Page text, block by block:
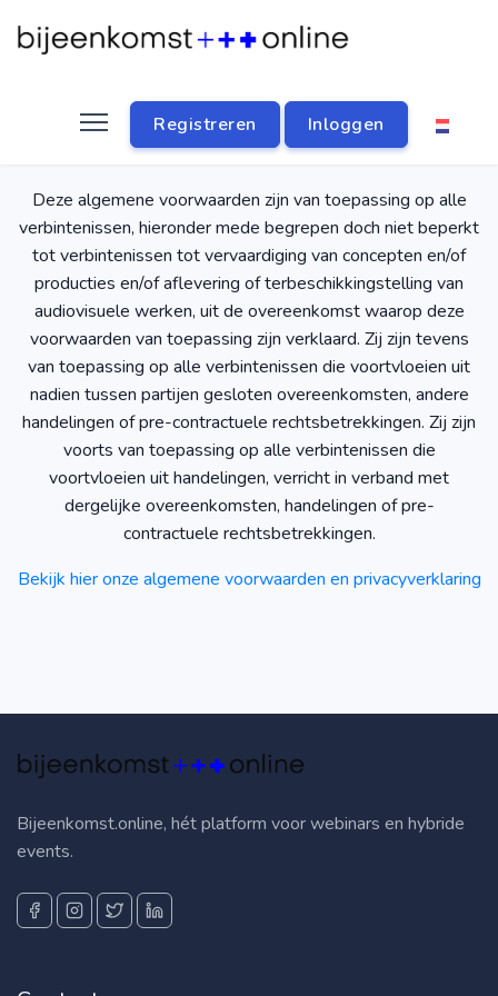
Registreren Inloggen
Algemene voorwaarden
Deze algemene voorwaarden zijn van toepassing op alle
verbintenissen, hieronder mede begrepen doch niet beperkt
tot verbintenissen tot vervaardiging van concepten en/of
producties en/of aflevering of terbeschikkingstelling van
audiovisuele werken, uit de overeenkomst waarop deze
voorwaarden van toepassing zijn verklaard. Zij zijn tevens
van toepassing op alle verbintenissen die voortvloeien uit
nadien tussen partijen gesloten overeenkomsten, andere
handelingen of pre-contractuele rechtsbetrekkingen. Zij zijn
voorts van toepassing op alle verbintenissen die
voortvloeien uit handelingen, verricht in verband met
dergelijke overeenkomsten, handelingen of pre-
contractuele rechtsbetrekkingen.
Bekijk hier onze algemene voorwaarden en privacyverklaring
Bijeenkomst.online, hét platform voor webinars en hybride
events.